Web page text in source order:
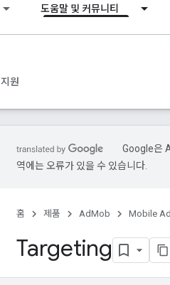
도움말 및 커뮤니티
지원
Google은
역에는 오류가 있을 수 있습니다.
홈 제품 AdMob Mobile
Targeting